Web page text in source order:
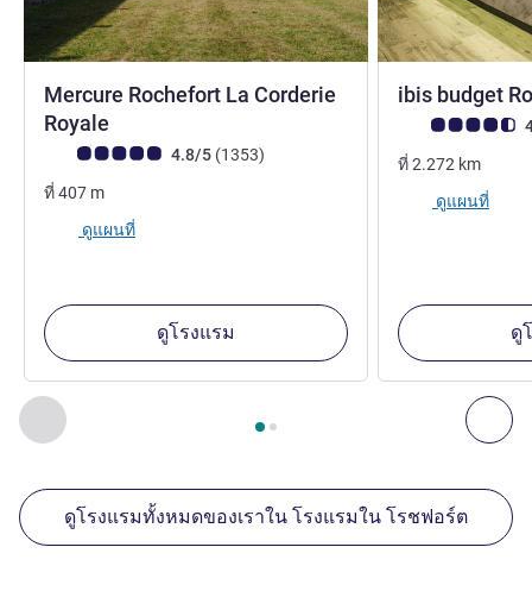
ก่อนหน้า - สถานประกอบการอื่นของเราที่อยู่ใกล้เคียง ถั
หน้า1 , สถานประกอบการอื่นของเราที่อยู่ใกล้เคียง 1 :,
Mercure Rochefort La Corderie
Royale
คะแนนความคิดเห็นจากแขก (เรทติ้งบน ALL)
4.8/5 (1353รีวิว รายการ
)
ที่407 m
ดูแผนที่
ดูโรงแรม
ibis budget
คะแนนความคิดเ
ที่2.272 km
ดูแผนที่
ดู
ดูโรงแรมทั้งหมดของเราใน โรงแรมใน โรชฟอร์ต